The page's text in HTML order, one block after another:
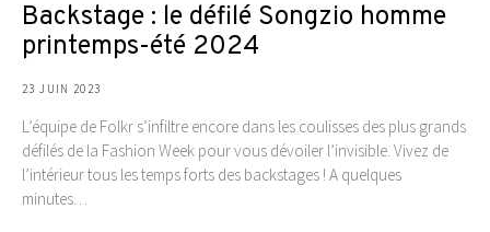
Backstage : le défilé Songzio homme
printemps-été 2024
23 JUIN 2023
L’équipe de Folkr s’infiltre encore dans les coulisses des plus grands
défilés de la Fashion Week pour vous dévoiler l’invisible. Vivez de
l’intérieur tous les temps forts des backstages ! A quelques
minutes…